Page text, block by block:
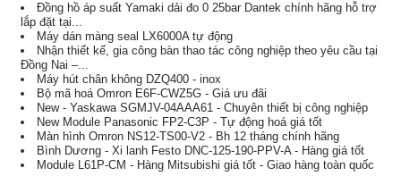
Đồng hồ áp suất Yamaki dải đo 0 25bar Dantek chính hãng hỗ trợ
lắp đặt tại...
Máy dán màng seal LX6000A tự động
Nhận thiết kế, gia công bàn thao tác công nghiệp theo yêu cầu tại
Đồng Nai –...
Máy hút chân không DZQ400 - inox
Bộ mã hoá Omron E6F-CWZ5G - Giá ưu đãi
New - Yaskawa SGMJV-04AAA61 - Chuyên thiết bị công nghiệp
New Module Panasonic FP2-C3P - Tự động hoá giá tốt
Màn hình Omron NS12-TS00-V2 - Bh 12 tháng chính hãng
Bình Dương - Xi lanh Festo DNC-125-190-PPV-A - Hàng giá tốt
Module L61P-CM - Hàng Mitsubishi giá tốt - Giao hàng toàn quốc